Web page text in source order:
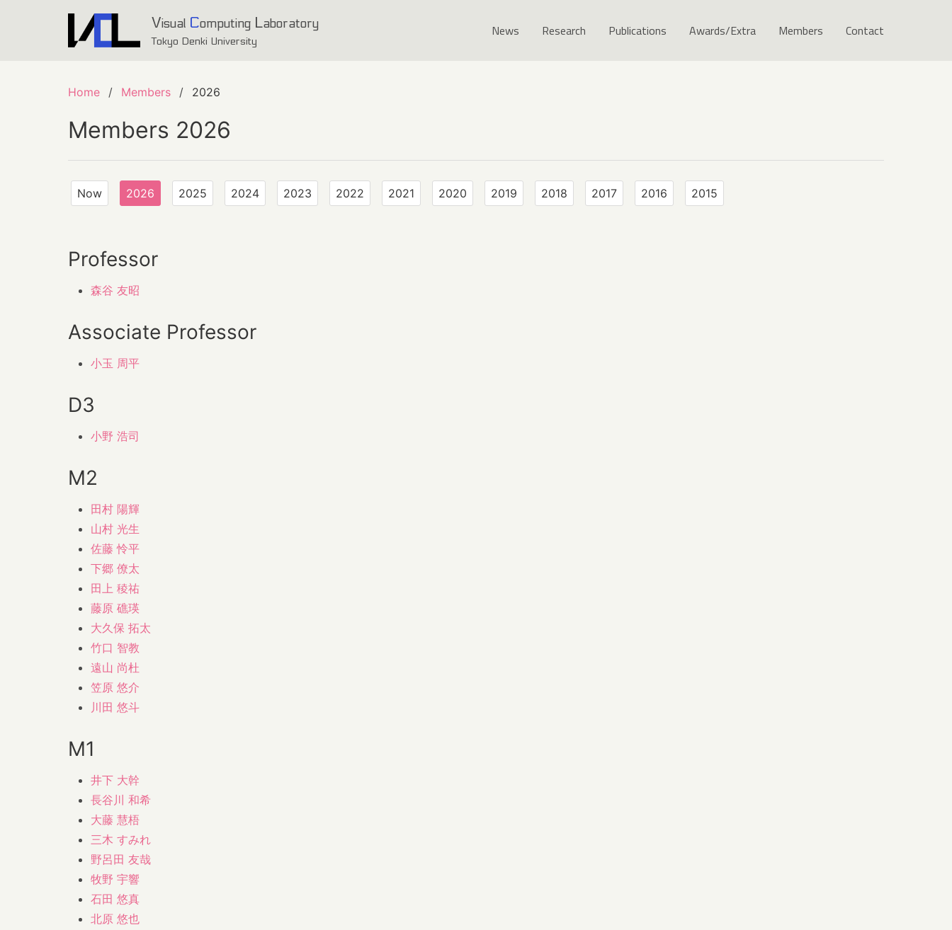
Visual Computing Laboratory
Tokyo Denki University
News Research Publications Awards/Extra Members Contact
Home Members 2026
Members 2026
Now 2026 2025 2024 2023 2022 2021 2020 2019 2018 2017 2016 2015
Professor
森谷 友昭
Associate Professor
小玉 周平
D3
小野 浩司
M2
田村 陽輝
山村 光生
佐藤 怜平
下郷 僚太
田上 稜祐
藤原 礁瑛
大久保 拓太
竹口 智教
遠山 尚杜
笠原 悠介
川田 悠斗
M1
井下 大幹
長谷川 和希
大藤 慧梧
三木 すみれ
野呂田 友哉
牧野 宇響
石田 悠真
北原 悠也